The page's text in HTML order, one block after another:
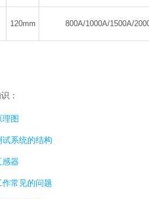
120mm 800A/1000A/1500A/
：
图
系统的结构
感器
常见的问题